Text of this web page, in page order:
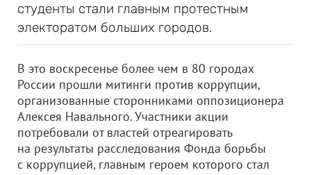
студенты стали главным протестным
электоратом больших городов.
В это воскресенье более чем в 80 городах
России прошли митинги против коррупции,
организованные сторонниками оппозиционера
Алексея Навального. Участники акции
потребовали от властей отреагировать
на результаты расследования Фонда борьбы
с коррупцией, главным героем которого стал